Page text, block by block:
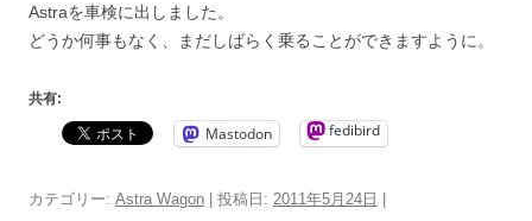
Astraを車検に出しました。
どうか何事もなく、まだしばらく乗ることができますように。
共有:
Mastodon fedibird
カテゴリー: Astra Wagon | 投稿日: 2011年5月24日 |